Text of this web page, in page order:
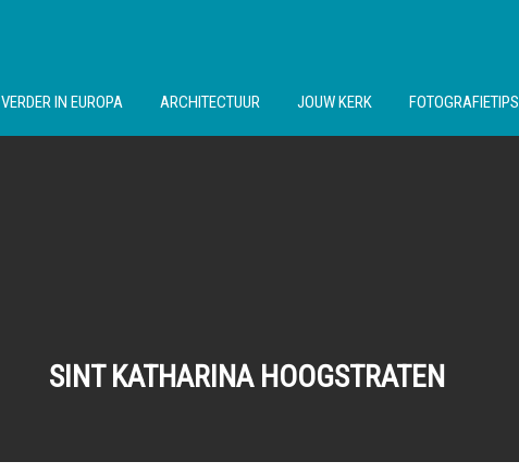
VERDER IN EUROPA ARCHITECTUUR JOUW KERK FOTOGRAFIETIPS
SINT KATHARINA HOOGSTRATEN